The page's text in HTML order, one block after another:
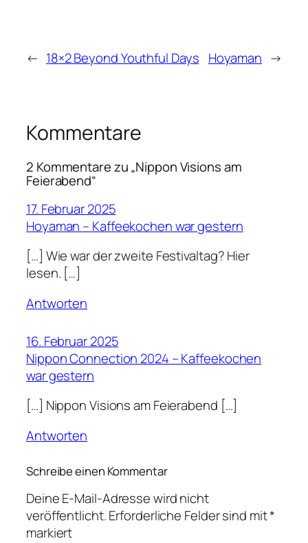
← 18×2 Beyond Youthful Days Hoyaman →
Kommentare
2 Kommentare zu „Nippon Visions am
Feierabend“
17. Februar 2025
Hoyaman – Kaffeekochen war gestern
[…] Wie war der zweite Festivaltag? Hier
lesen. […]
Antworten
16. Februar 2025
Nippon Connection 2024 – Kaffeekochen
war gestern
[…] Nippon Visions am Feierabend […]
Antworten
Schreibe einen Kommentar
Deine E-Mail-Adresse wird nicht
veröffentlicht.Erforderliche Felder sind mit*
markiert